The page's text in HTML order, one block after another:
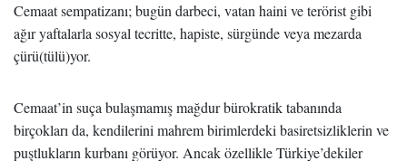
Cemaat sempatizanı; bugün darbeci, vatan haini ve terörist gibi
ağır yaftalarla sosyal tecritte, hapiste, sürgünde veya mezarda
çürü(tülü)yor.
Cemaat’in suça bulaşmamış mağdur bürokratik tabanında
birçokları da, kendilerini mahrem birimlerdeki basiretsizliklerin ve
puştlukların kurbanı görüyor. Ancak özellikle Türkiye’dekiler